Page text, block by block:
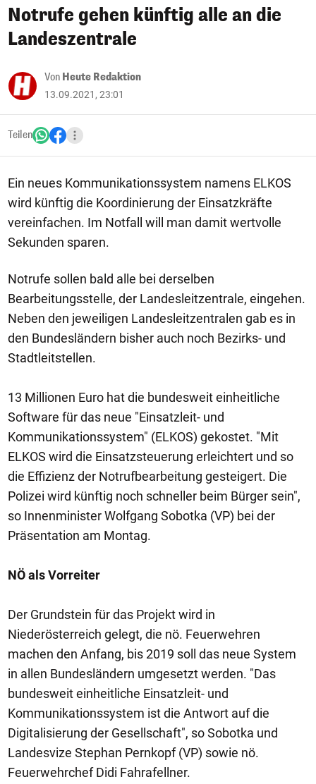
Notrufe gehen künftig alle an die
Landeszentrale
Von Heute Redaktion
13.09.2021, 23:01
Teilen
Ein neues Kommunikationssystem namens ELKOS
wird künftig die Koordinierung der Einsatzkräfte
vereinfachen. Im Notfall will man damit wertvolle
Sekunden sparen.
Notrufe sollen bald alle bei derselben
Bearbeitungsstelle, der Landesleitzentrale, eingehen.
Neben den jeweiligen Landesleitzentralen gab es in
den Bundesländern bisher auch noch Bezirks- und
Stadtleitstellen.
13 Millionen Euro hat die bundesweit einheitliche
Software für das neue "Einsatzleit- und
Kommunikationssystem" (ELKOS) gekostet. "Mit
ELKOS wird die Einsatzsteuerung erleichtert und so
die Effizienz der Notrufbearbeitung gesteigert. Die
Polizei wird künftig noch schneller beim Bürger sein",
so Innenminister Wolfgang Sobotka (VP) bei der
Präsentation am Montag.
NÖ als Vorreiter
Der Grundstein für das Projekt wird in
Niederösterreich gelegt, die nö. Feuerwehren
machen den Anfang, bis 2019 soll das neue System
in allen Bundesländern umgesetzt werden. "Das
bundesweit einheitliche Einsatzleit- und
Kommunikationssystem ist die Antwort auf die
Digitalisierung der Gesellschaft", so Sobotka und
Landesvize Stephan Pernkopf (VP) sowie nö.
Feuerwehrchef Didi Fahrafellner.